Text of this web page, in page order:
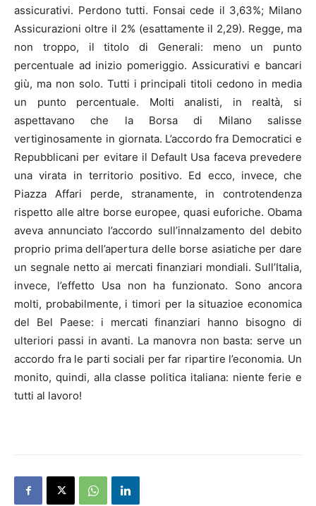
assicurativi. Perdono tutti. Fonsai cede il 3,63%; Milano
Assicurazioni oltre il 2% (esattamente il 2,29). Regge, ma
non troppo, il titolo di Generali: meno un punto
percentuale ad inizio pomeriggio. Assicurativi e bancari
giù, ma non solo. Tutti i principali titoli cedono in media
un punto percentuale. Molti analisti, in realtà, si
aspettavano che la Borsa di Milano salisse
vertiginosamente in giornata. L’accordo fra Democratici e
Repubblicani per evitare il Default Usa faceva prevedere
una virata in territorio positivo. Ed ecco, invece, che
Piazza Affari perde, stranamente, in controtendenza
rispetto alle altre borse europee, quasi euforiche. Obama
aveva annunciato l’accordo sull’innalzamento del debito
proprio prima dell’apertura delle borse asiatiche per dare
un segnale netto ai mercati finanziari mondiali. Sull’Italia,
invece, l’effetto Usa non ha funzionato. Sono ancora
molti, probabilmente, i timori per la situazioe economica
del Bel Paese: i mercati finanziari hanno bisogno di
ulteriori passi in avanti. La manovra non basta: serve un
accordo fra le parti sociali per far ripartire l’economia. Un
monito, quindi, alla classe politica italiana: niente ferie e
tutti al lavoro!